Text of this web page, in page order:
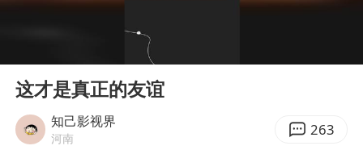
白海豚将正面袭击贯穿浙江
周末打虎 宋致远被查
刘浩存百花奖开幕式红裙起舞
Play
这才是真正的友谊
知己影视界
河南 263